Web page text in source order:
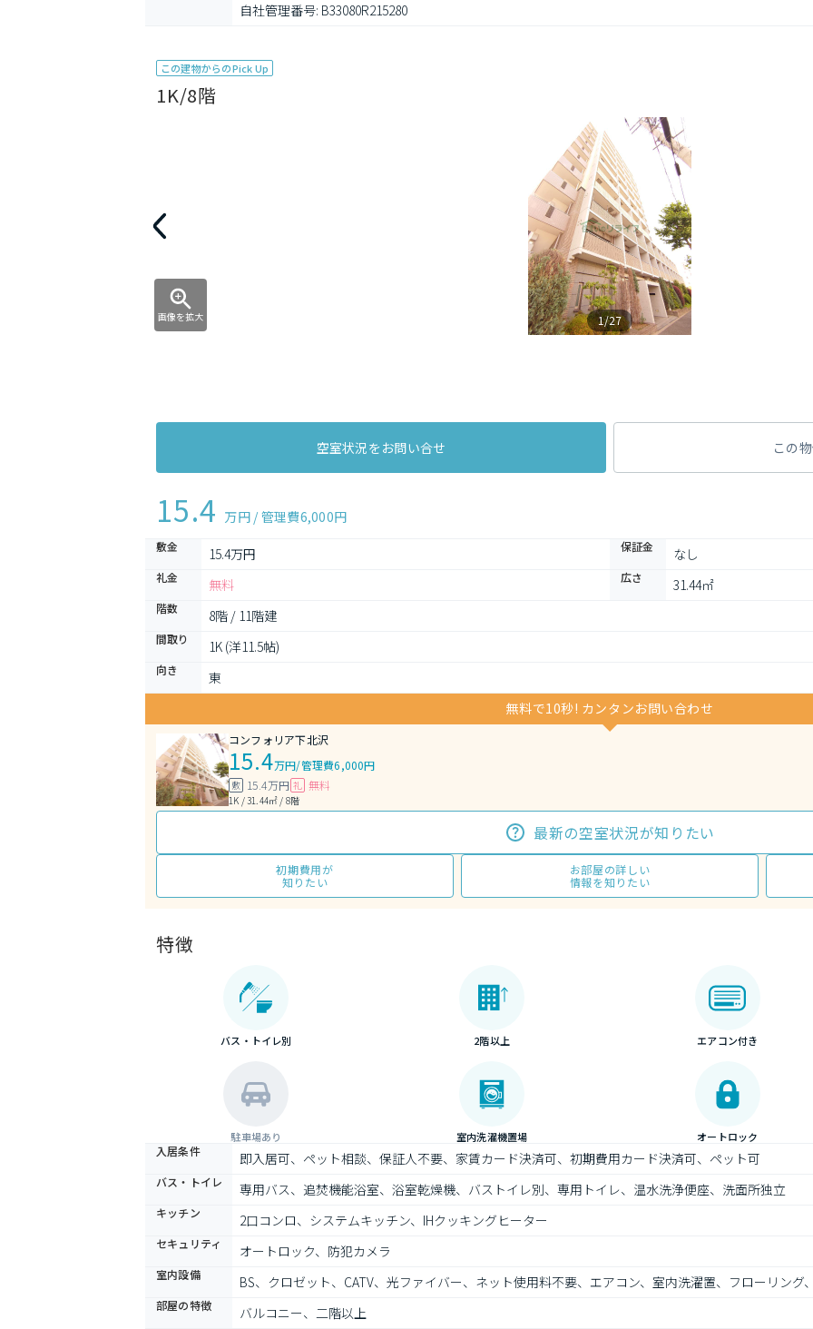
自社管理番号: B33080R215280
この建物からのPick Up
1K/8階
画像を拡大 1/27
空室状況をお問い合せ この
15.4 万円 / 管理費6,000円
敷金 15.4万円 保証金 なし
礼金 無料 広さ 31.44㎡
階数 8階 / 11階建
間取り 1K (洋11.5帖)
向き
東
無料で10秒! カンタンお問い合わせ
コンフォリア下北沢
15.4万円/管理費6,000円
敷 15.4万円 礼 無料
1K / 31.44㎡ / 8階
最新の空室状況が知りたい
初期費用が
知りたい
お部屋の詳しい
情報を知りたい
特徴
バス・トイレ別 2階以上 エアコン付き
駐車場あり 室内洗濯機置場 オートロック
入居条件 即入居可、ペット相談、保証人不要、家賃カード決済可、初期費用カード決済可、ペット可
バス・トイレ 専用バス、追焚機能浴室、浴室乾燥機、バストイレ別、専用トイレ、温水洗浄便座、洗面所独立
キッチン 2口コンロ、システムキッチン、IHクッキングヒーター
セキュリティ オートロック、防犯カメラ
室内設備 BS、クロゼット、CATV、光ファイバー、ネット使用料不要、エアコン、室内洗濯置、フローリング
部屋の特徴 バルコニー、二階以上